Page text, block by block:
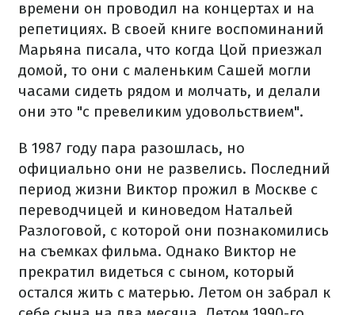
времени он проводил на концертах и на
репетициях. В своей книге воспоминаний
Марьяна писала, что когда Цой приезжал
домой, то они с маленьким Сашей могли
часами сидеть рядом и молчать, и делали
они это "с превеликим удовольствием".
В 1987 году пара разошлась, но
официально они не развелись. Последний
период жизни Виктор прожил в Москве с
переводчицей и киноведом Натальей
Разлоговой, с которой они познакомились
на съемках фильма. Однако Виктор не
прекратил видеться с сыном, который
остался жить с матерью. Летом он забрал к